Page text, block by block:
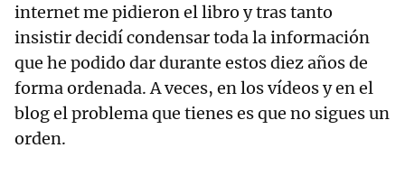
internet me pidieron el libro y tras tanto
insistir decidí condensar toda la información
que he podido dar durante estos diez años de
forma ordenada. A veces, en los vídeos y en el
blog el problema que tienes es que no sigues un
orden.